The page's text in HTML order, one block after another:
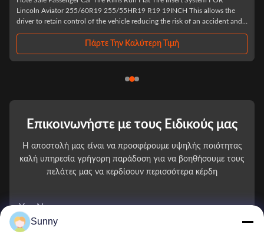
255/60R19 255/55HR19 R19 19INCH This allows the
control of the vehicle reducing the risk of an accident and
Πάρτε Την Καλύτερη Τιμή
XE XF 205/
endurance is
Επικοινωνήστε με τους Ειδικούς μας
Η αποστολή μας είναι να προσφέρουμε υψηλής ποιότητας
καλή υπηρεσία γρήγορη παράδοση για να βοηθήσουμε τους
πελάτες μας να κερδίσουν περισσότερα κέρδη
You Name
Sunny